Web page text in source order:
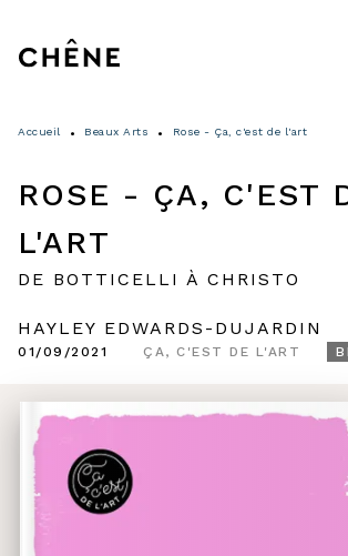
MENU
Accueil • Beaux Arts • Rose - Ça, c'est de l'art
ROSE - ÇA, C'EST
L'ART
DE BOTTICELLI À CHRISTO
HAYLEY EDWARDS-DUJARDIN
01/09/2021 ÇA, C'EST DE L'ART